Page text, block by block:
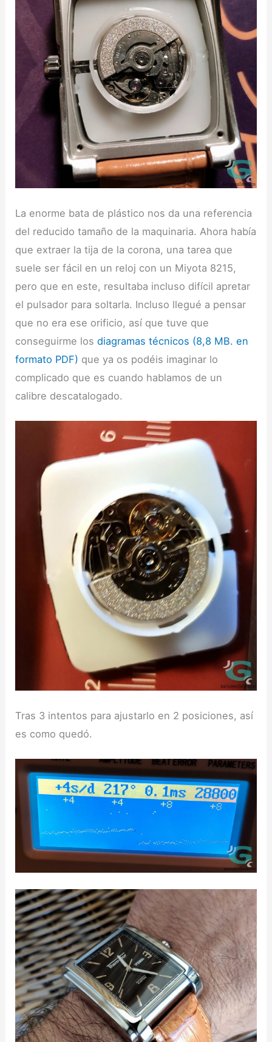
La enorme bata de plástico nos da una referencia
del reducido tamaño de la maquinaria. Ahora había
que extraer la tija de la corona, una tarea que
suele ser fácil en un reloj con un Miyota 8215,
pero que en este, resultaba incluso difícil apretar
el pulsador para soltarla. Incluso llegué a pensar
que no era ese orificio, así que tuve que
conseguirme losdiagramas técnicos (8,8 MB. en
formato PDF) que ya os podéis imaginar lo
complicado que es cuando hablamos de un
calibre descatalogado.
Tras 3 intentos para ajustarlo en 2 posiciones, así
es como quedó.